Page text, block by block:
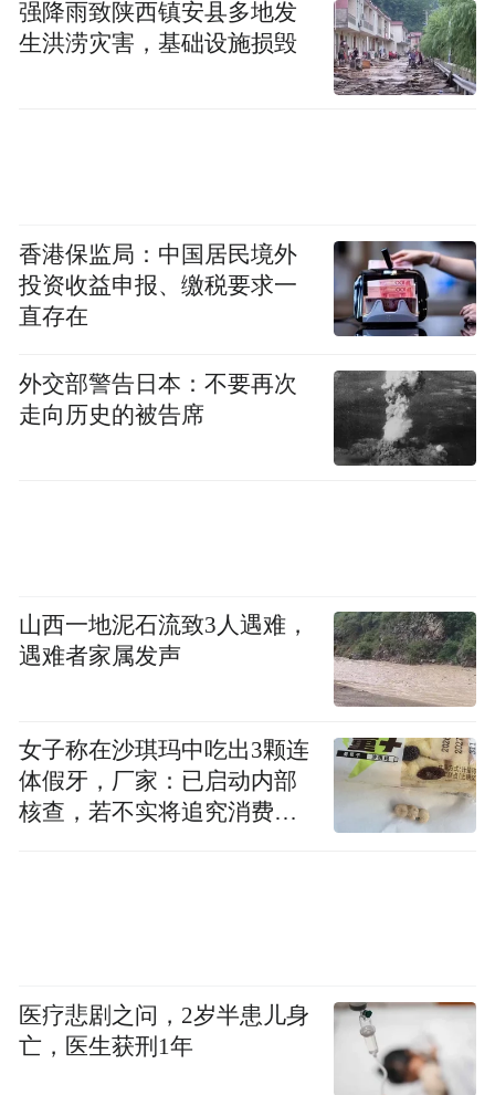
南新天地携手同济再拾，联合十位艺术家与
手艺人，以龙船赛事终点线“龙门”为灵感，
重构属于广府文化的独特视觉记忆。整个装
置以竹艺搭建，融入罗伞、龙头、龙船桨等
传统元素，并结合刺绣、书法、涂鸦、竹艺
等当代创作方式，让传统龙船文化以更年
强降雨致陕西镇安县多地发
生洪涝灾害，基础设施损毁
香港保监局：中国居民境外
投资收益申报、缴税要求一
直存在
外交部警告日本：不要再次
走向历史的被告席
山西一地泥石流致3人遇难，
遇难者家属发声
女子称在沙琪玛中吃出3颗连
体假牙，厂家：已启动内部
核查，若不实将追究消费者
医疗悲剧之问，2岁半患儿身
亡，医生获刑1年